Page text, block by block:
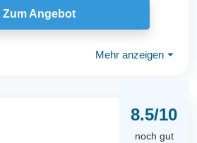
Zum Angebot
Mehr anzeigen ⏷
8.5/10
noch gut